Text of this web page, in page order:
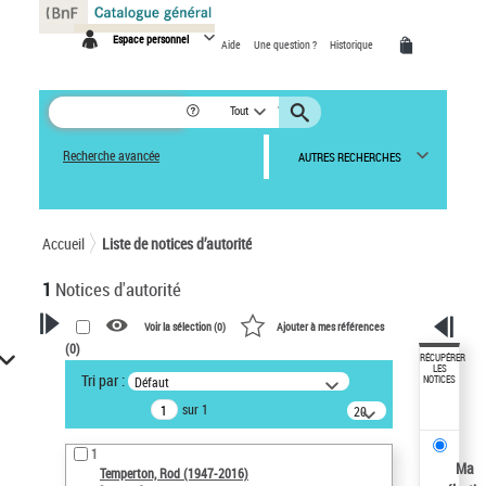
Espace personnel Aide Une question ? Historique
Tout
Recherche avancée AUTRES RECHERCHES
Accueil Liste de notices d’autorité
1 Notices d'autorité
VOTRE RECHERCHE
Recherche avancée dans les
notices d’autorité
Œuvres liées à l'auteur :
Temperton, Rod (1947-2016)
Voir la sélection (0) Ajouter à mes références
(0)
Tri par : Défaut
sur 1
20
résultats/page
1
Temperton, Rod (1947-2016)
RÉCUPÉRER
LES
NOTICES
Ma
Panneau de gestion des cookies